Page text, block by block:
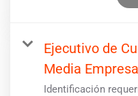
Ejecutivo de
Media Empresa
Identificación